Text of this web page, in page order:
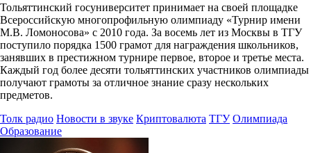
Тольяттинский госуниверситет принимает на своей площадке
Всероссийскую многопрофильную олимпиаду «Турнир имени
М.В. Ломоносова» с 2010 года. За восемь лет из Москвы в ТГУ
поступило порядка 1500 грамот для награждения школьников,
занявших в престижном турнире первое, второе и третье места.
Каждый год более десяти тольяттинских участников олимпиады
получают грамоты за отличное знание сразу нескольких
предметов.
Толк радио Новости в звуке Криптовалюта ТГУ Олимпиада
Образование